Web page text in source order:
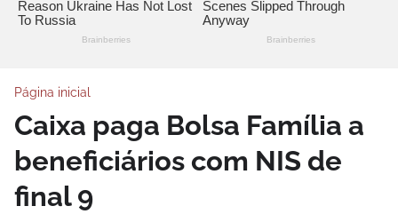
Página inicial
Caixa paga Bolsa Família a
beneficiários com NIS de
final 9